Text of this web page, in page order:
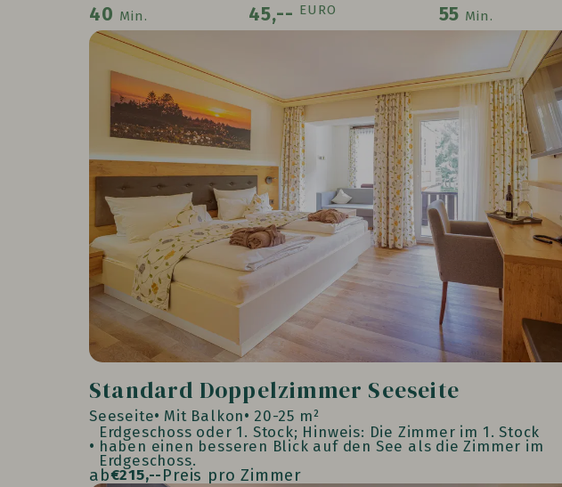
40 Min. 45,-- EURO 55 Min.
Standard Doppelzimmer Seeseite
Seeseite Mit Balkon
20-25 m²
Erdgeschoss oder 1. Stock; Hinweis: Die Zimmer im 1. Stock
haben einen besseren Blick auf den See als die Zimmer im
Erdgeschoss.
ab€215,-- Preis pro Zimmer